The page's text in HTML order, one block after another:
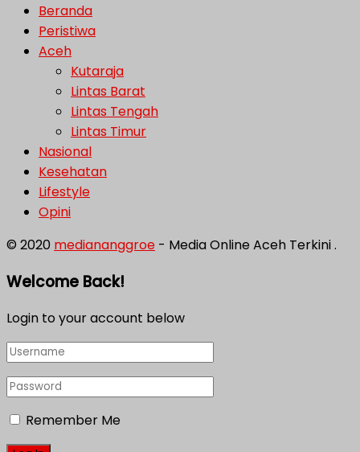
Beranda
Peristiwa
Aceh
Kutaraja
Lintas Barat
Lintas Tengah
Lintas Timur
Nasional
Kesehatan
Lifestyle
Opini
© 2020 mediananggroe - Media Online Aceh Terkini .
Welcome Back!
Login to your account below
Remember Me